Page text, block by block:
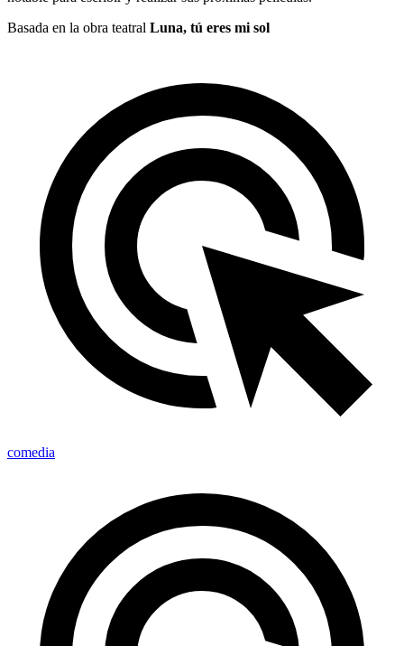
Basada en la obra teatral Luna, tú eres mi sol
comedia